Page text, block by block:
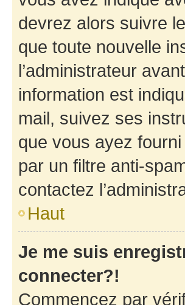
devrez alors suivre
que toute nouvelle
l’administrateur
information est
mail, suivez ses
que vous ayez
par un filtre anti-
contactez
Haut
Je me suis
connecter?!
Commencez par